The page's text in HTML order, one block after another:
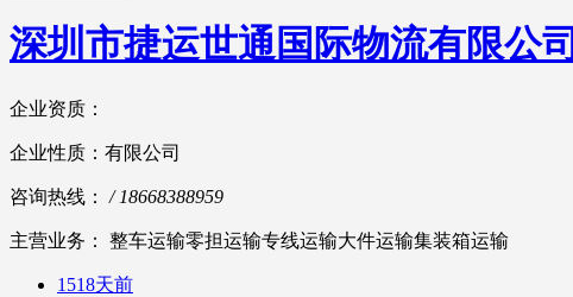
深圳市捷运世通国际物流有限公司
企业资质：
企业性质：有限公司
咨询热线： / 18668388959
主营业务： 整车运输零担运输专线运输大件运输集装箱运输
1518天前